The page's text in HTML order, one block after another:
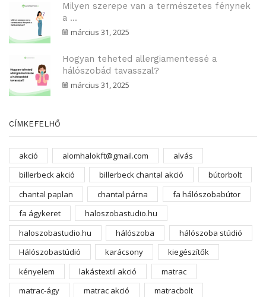
Milyen szerepe van a természetes fénynek
a ...
március 31, 2025
Hogyan teheted allergiamentessé a
hálószobád tavasszal?
március 31, 2025
CÍMKEFELHŐ
akció alomhalokft@gmail.com
alvás
billerbeck akció
billerbeck chantal akció
bútorbolt
chantal paplan
chantal párna
fa hálószobabútor
fa ágykeret
haloszobastudio.hu
haloszobastudio.hu
hálószoba
hálószoba stúdió
Hálószobastúdió
karácsony
kiegészítők
kényelem
lakástextil akció
matrac
matrac-ágy
matrac akció
matracbolt